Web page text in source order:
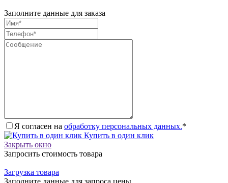
Заполните данные для заказа
Я согласен на обработку персональных данных.*
Купить в один клик
Закрыть окно
Запросить стоимость товара
Загрузка товара